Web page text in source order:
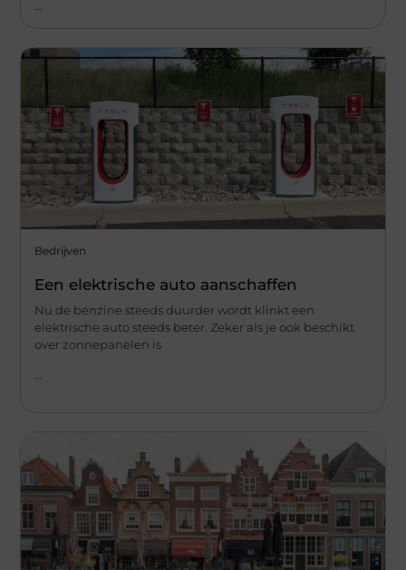
Bedrijven
Een elektrische auto aanschaffen
Nu de benzine steeds duurder wordt klinkt een
elektrische auto steeds beter. Zeker als je ook beschikt
over zonnepanelen is